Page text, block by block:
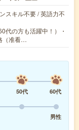
スキル不要 / 英語力不
の方も活躍中！）・
（准看…
50代
60代
男性